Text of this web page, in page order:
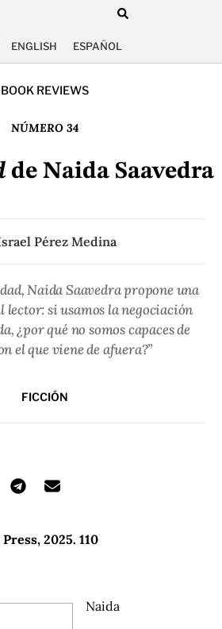
ENGLISH ESPAÑOL
BOOK REVIEWS
NÚMERO 34
de Naida Saavedra
Pérez Medina
Naida Saavedra propone una
lector: si usamos la negociación
¿por qué no somos capaces de
el que viene de afuera?”
FICCIÓN
2025. 110
Naida